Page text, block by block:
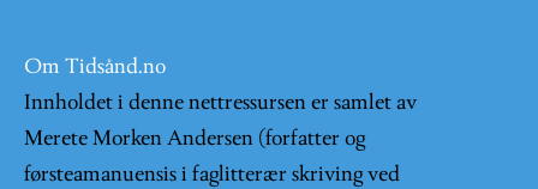
Om Tidsånd.no
Innholdet i denne nettressursen er samlet av
Merete Morken Andersen (forfatter og
førsteamanuensis i faglitterær skriving ved